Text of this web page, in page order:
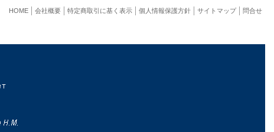
問合せ
サイトマップ
個人情報保護方針
特定商取引に基く表示
会社概要
HOME